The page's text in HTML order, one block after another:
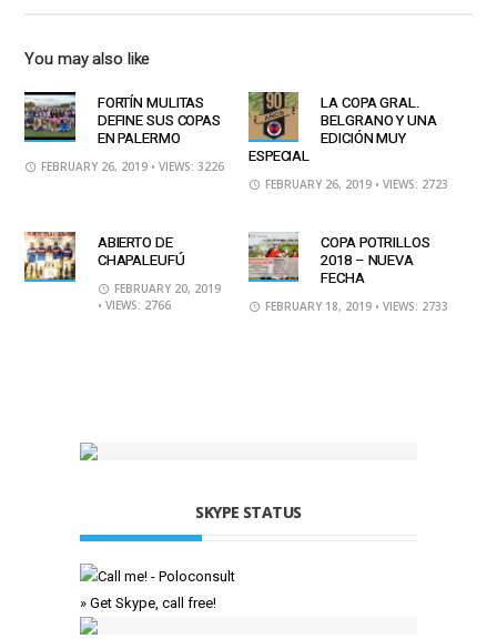
You may also like
FORTÍN MULITAS
DEFINE SUS COPAS
EN PALERMO
FEBRUARY 26, 2019 • VIEWS: 3226
LA COPA GRAL.
BELGRANO Y UNA
EDICIÓN MUY
ESPECIAL
FEBRUARY 26, 2019 • VIEWS: 2723
ABIERTO DE
CHAPALEUFÚ
FEBRUARY 20, 2019
• VIEWS: 2766
COPA POTRILLOS
2018 – NUEVA
FECHA
FEBRUARY 18, 2019 • VIEWS: 2733
SKYPE STATUS
» Get Skype, call free!